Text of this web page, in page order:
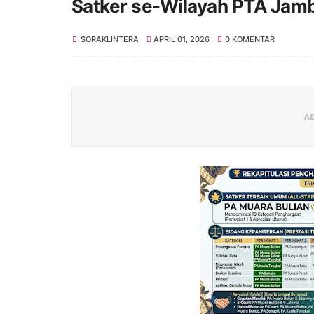
Satker se-Wilayah PTA
SORAKLINTERA APRIL 01, 2026 0 KOMENTAR